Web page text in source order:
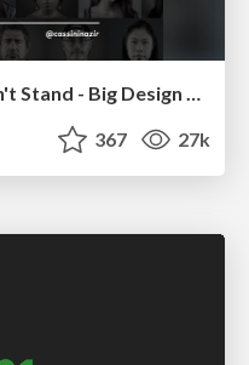
Dealing with People You Can't Stand - Big Design 2015
367 27k